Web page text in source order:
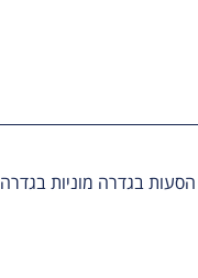
הסעות בגדרה מוניות בגדרה